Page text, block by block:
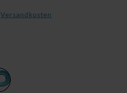
Versandkosten